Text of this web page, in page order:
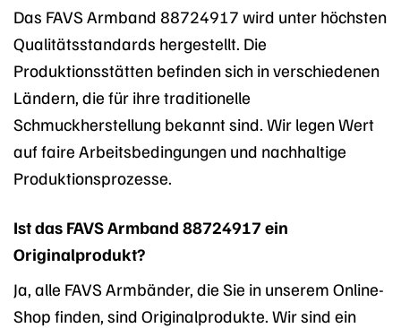
Das FAVS Armband 88724917 wird unter höchsten
Qualitätsstandards hergestellt. Die
Produktionsstätten befinden sich in verschiedenen
Ländern, die für ihre traditionelle
Schmuckherstellung bekannt sind. Wir legen Wert
auf faire Arbeitsbedingungen und nachhaltige
Produktionsprozesse.
Ist das FAVS Armband 88724917 ein
Originalprodukt?
Ja, alle FAVS Armbänder, die Sie in unserem Online-
Shop finden, sind Originalprodukte. Wir sind ein